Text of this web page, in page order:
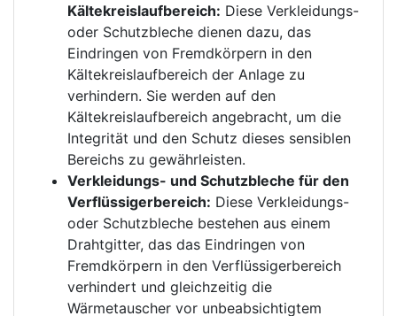
Kältekreislaufbereich: Diese Verkleidungs-
oder Schutzbleche dienen dazu, das
Eindringen von Fremdkörpern in den
Kältekreislaufbereich der Anlage zu
verhindern. Sie werden auf den
Kältekreislaufbereich angebracht, um die
Integrität und den Schutz dieses sensiblen
Bereichs zu gewährleisten.
Verkleidungs- und Schutzbleche für den
Verflüssigerbereich: Diese Verkleidungs-
oder Schutzbleche bestehen aus einem
Drahtgitter, das das Eindringen von
Fremdkörpern in den Verflüssigerbereich
verhindert und gleichzeitig die
Wärmetauscher vor unbeabsichtigtem